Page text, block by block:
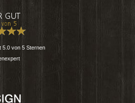
5.0 von 5 Sternen